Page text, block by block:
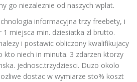
go niezaleznie od naszych wplat.
informacyjna trzy freebety, i
miejsca min. dziesiatka zl brutto.
i postawic obliczony kwalifikujacy
kto niech in minuta. 3 zdarzen ktorzy
jednosc.trzydziesci. Duzo okolo
dostac w wymiarze sto% koszt